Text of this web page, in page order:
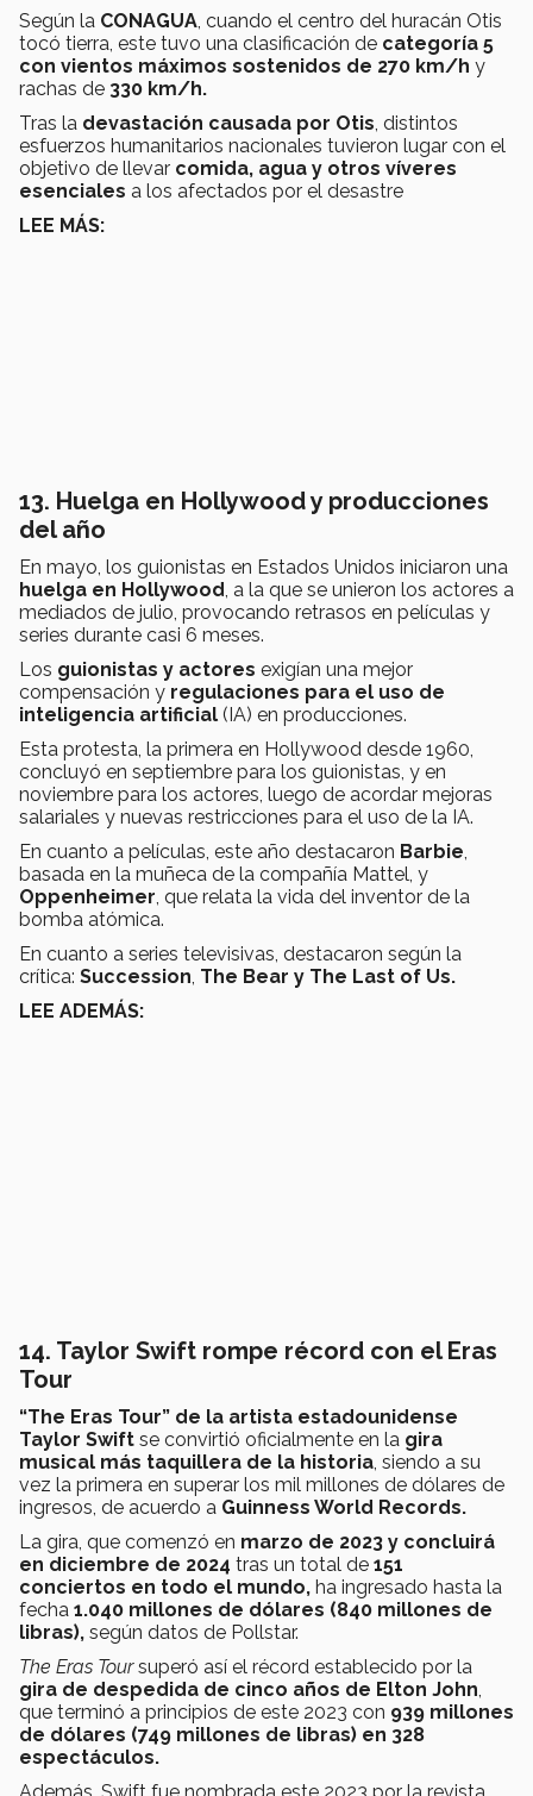
Según la CONAGUA, cuando el centro del huracán Otis
tocó tierra, este tuvo una clasificación de categoría 5
con vientos máximos sostenidos de 270 km/h y
rachas de 330 km/h.
Tras la devastación causada por Otis, distintos
esfuerzos humanitarios nacionales tuvieron lugar con el
objetivo de llevar comida, agua y otros víveres
esenciales a los afectados por el desastre
LEE MÁS:
13. Huelga en Hollywood y producciones
del año
En mayo, los guionistas en Estados Unidos iniciaron una
huelga en Hollywood, a la que se unieron los actores a
mediados de julio, provocando retrasos en películas y
series durante casi 6 meses.
Los guionistas y actores exigían una mejor
compensación y regulaciones para el uso de
inteligencia artificial (IA) en producciones.
Esta protesta, la primera en Hollywood desde 1960,
concluyó en septiembre para los guionistas, y en
noviembre para los actores, luego de acordar mejoras
salariales y nuevas restricciones para el uso de la IA.
En cuanto a películas, este año destacaron Barbie,
basada en la muñeca de la compañía Mattel, y
Oppenheimer, que relata la vida del inventor de la
bomba atómica.
En cuanto a series televisivas, destacaron según la
crítica: Succession, The Bear y The Last of Us.
LEE ADEMÁS:
14. Taylor Swift rompe récord con el Eras
Tour
“The Eras Tour” de la artista estadounidense
Taylor Swift se convirtió oficialmente en la gira
musical más taquillera de la historia, siendo a su
vez la primera en superar los mil millones de dólares de
ingresos, de acuerdo a Guinness World Records.
La gira, que comenzó en marzo de 2023 y concluirá
en diciembre de 2024 tras un total de 151
conciertos en todo el mundo, ha ingresado hasta la
fecha 1.040 millones de dólares (840 millones de
libras), según datos de Pollstar.
The Eras Toursuperó así el récord establecido por la
gira de despedida de cinco años de Elton John,
que terminó a principios de este 2023 con 939 millones
de dólares (749 millones de libras) en 328
espectáculos.